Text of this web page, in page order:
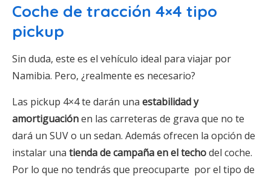
Coche de tracción 4×4 tipo
pickup
Sin duda, este es el vehículo ideal para viajar por
Namibia. Pero, ¿realmente es necesario?
Las pickup 4×4 te darán una estabilidad y
amortiguaciónen las carreteras de grava que no te
dará un SUV o un sedan. Además ofrecen la opción de
instalar una tienda de campaña en el techodel coche.
Por lo que no tendrás que preocuparte por el tipo de